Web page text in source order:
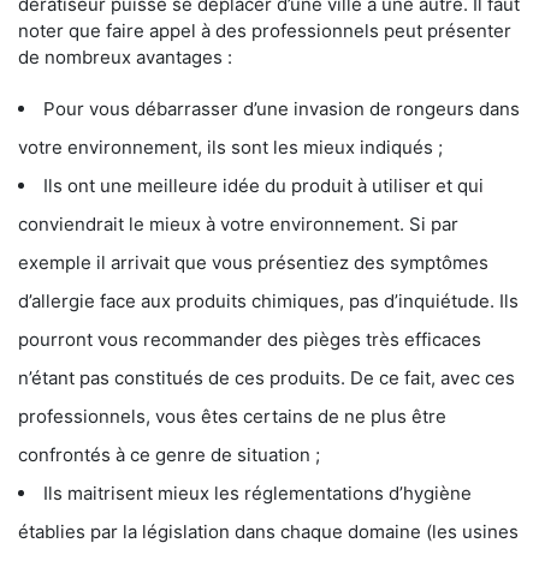
noter que faire appel à des professionnels peut présenter
de nombreux avantages :
Pour vous débarrasser d’une invasion de rongeurs dans
votre environnement, ils sont les mieux indiqués ;
Ils ont une meilleure idée du produit à utiliser et qui
conviendrait le mieux à votre environnement. Si par
exemple il arrivait que vous présentiez des symptômes
d’allergie face aux produits chimiques, pas d’inquiétude. Ils
pourront vous recommander des pièges très efficaces
n’étant pas constitués de ces produits. De ce fait, avec ces
professionnels, vous êtes certains de ne plus être
confrontés à ce genre de situation ;
Ils maitrisent mieux les réglementations d’hygiène
établies par la législation dans chaque domaine (les usines